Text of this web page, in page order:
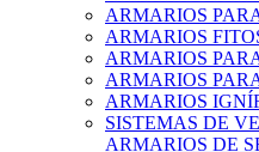
ARMARIOS
ARMARIOS
ARMARIOS
ARMARIOS
ARMARIOS
SISTEMAS DE
ARMARIOS DE